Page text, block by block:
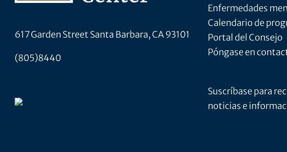
617 Garden Street Santa Barbara, CA 93101
(805)8440
Enfermedades
Calendario de
Portal del Consejo
Póngase en
Suscríbase para
noticias e